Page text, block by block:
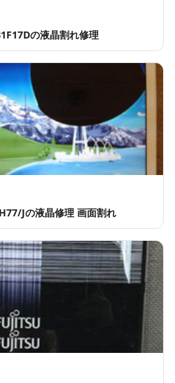
の液晶割れ修理
Jの液晶修理 画面割れ